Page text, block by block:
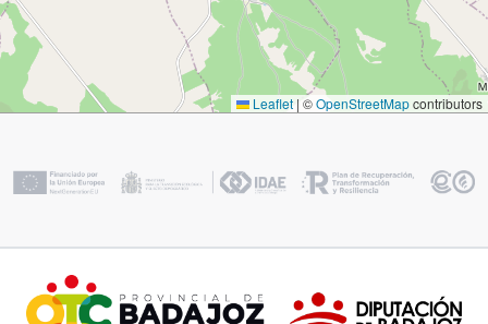
Leaflet | ©OpenStreetMapcontributors